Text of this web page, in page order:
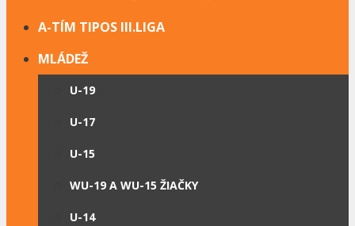
A-TÍM TIPOS III.LIGA
MLÁDEŽ
U-19
U-17
U-15
WU-19 A WU-15 ŽIAČKY
U-14